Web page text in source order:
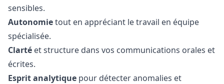
sensibles.
Autonomietout en appréciant le travail en équipe
spécialisée.
Clarté et structure dans vos communications orales et
écrites.
Esprit analytique pour détecter anomalies et